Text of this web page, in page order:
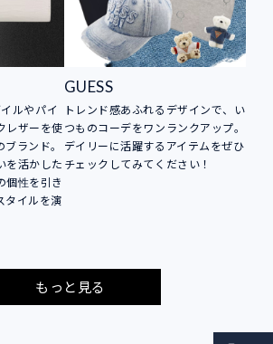
ルやパイ
レザーを使
ランド。
を活かした
個性を引き
タイルを演
GUESS
トレンド感あふれるデザインで、い
つものコーデをワンランクアップ。
デイリーに活躍するアイテムをぜひ
チェックしてみてください！
もっと見る